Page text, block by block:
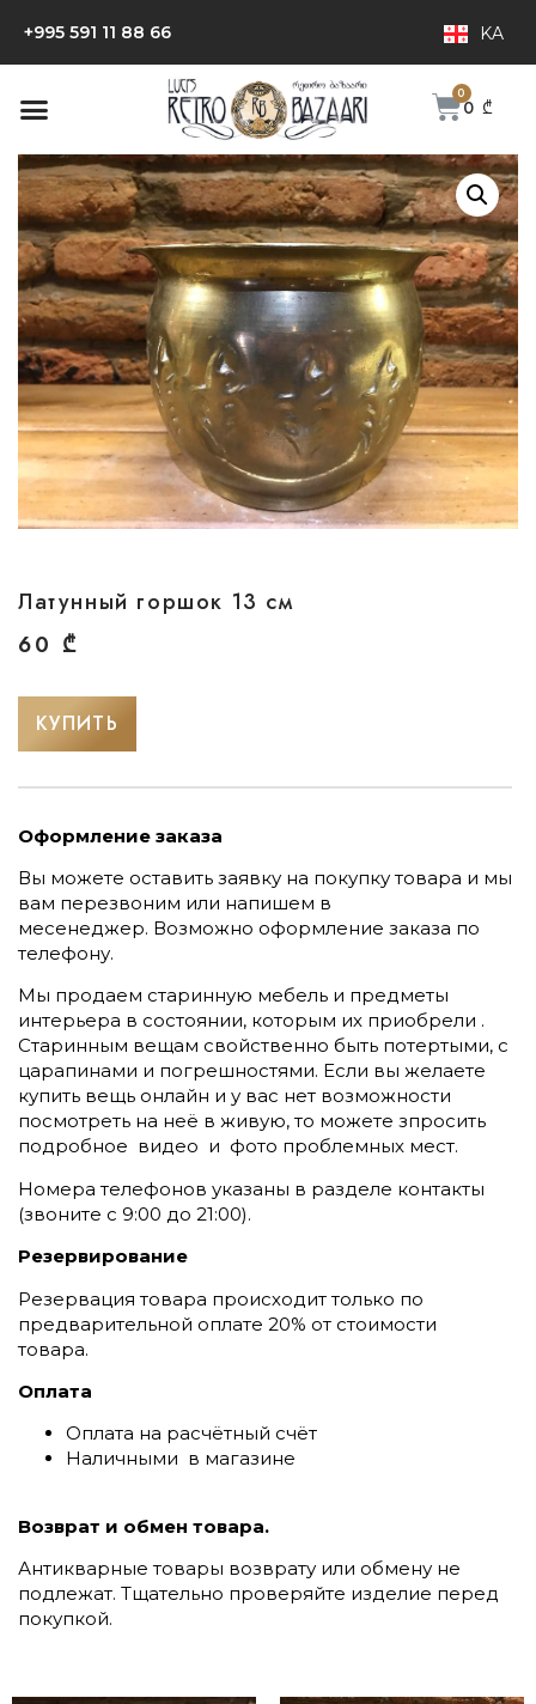
+995 591 11 88 66 KA
0 ₾
Латунный горшок 13 см
60 ₾
КУПИТЬ
Оформление заказа
Вы можете оставить заявку на покупку товара и мы
вам перезвоним или напишем в
месенеджер. Возможно оформление заказа по
телефону.
Мы продаем старинную мебель и предметы
интерьера в состоянии, которым их приобрели .
Старинным вещам свойственно быть потертыми, с
царапинами и погрешностями. Если вы желаете
купить вещь онлайн и у вас нет возможности
посмотреть на неё в живую, то можете зпросить
подробное видео и фото проблемных мест.
Номера телефонов указаны в разделе контакты
(звоните c 9:00 до 21:00).
Резервирование
Резервация товара происходит только по
предварительной оплате 20% от стоимости
товара.
Оплата
Оплата на расчётный счёт
Наличными в магазине
Возврат и обмен товара.
Антикварные товары возврату или обмену не
подлежат. Тщательно проверяйте изделие перед
покупкой.